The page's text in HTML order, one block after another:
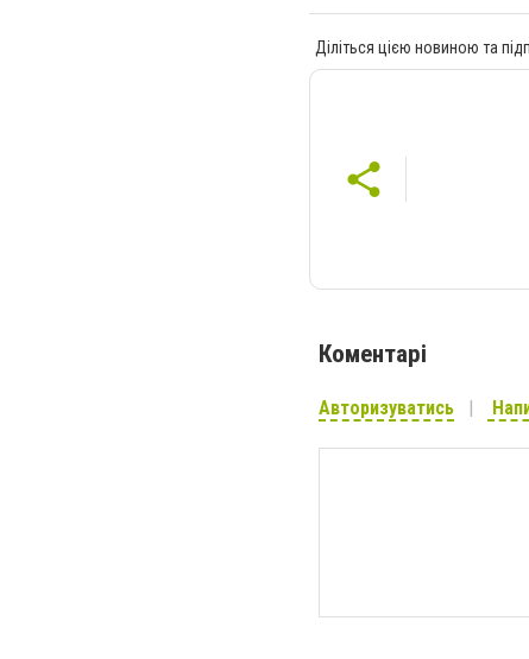
Діліться цією новиною та
Коментарі
Авторизуватись